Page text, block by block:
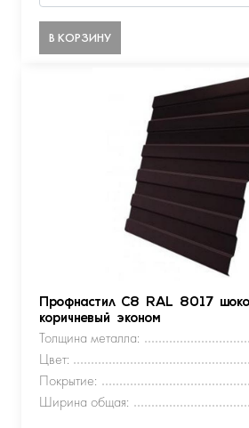
В КОРЗИНУ
Профнастил С8 RAL 8017
коричневый эконом
Толщина металла:
Цвет:
Покрытие:
Ширина общая: